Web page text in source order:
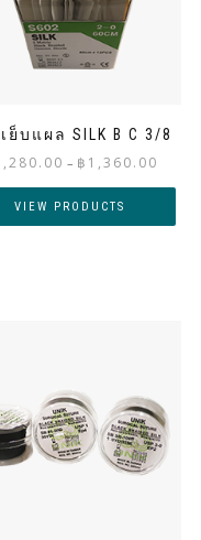
ย็บแผล SILK B C 3/8
– ฿ 1,360.00
VIEW PRODUCTS